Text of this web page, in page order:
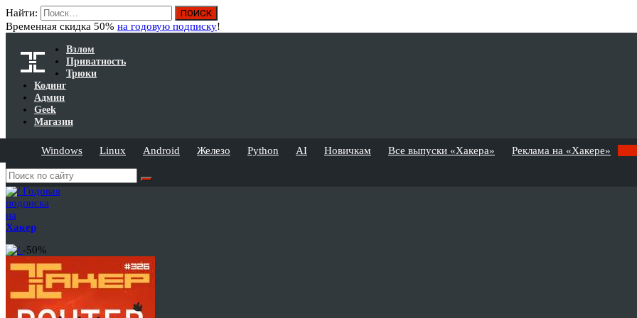
Найти:
Временная скидка 50% на годовую подписку!
Взлом
Приватность
Трюки
Кодинг
Админ
Geek
Магазин
Windows Linux Android Железо Python AI Новичкам Все выпуски «Хакера» Реклама на «Хакере»
Годовая
подписка
на
Хакер
-50%